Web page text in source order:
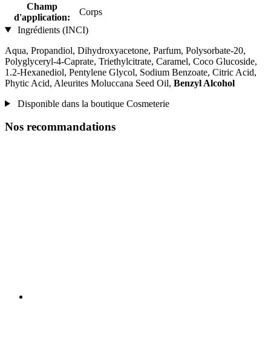
Champ
d'application:
Corps
Ingrédients (INCI)
Aqua, Propandiol, Dihydroxyacetone, Parfum, Polysorbate-20,
Polyglyceryl-4-Caprate, Triethylcitrate, Caramel, Coco Glucoside,
1.2-Hexanediol, Pentylene Glycol, Sodium Benzoate, Citric Acid,
Phytic Acid, Aleurites Moluccana Seed Oil, Benzyl Alcohol
Disponible dans la boutique Cosmeterie
Nos recommandations